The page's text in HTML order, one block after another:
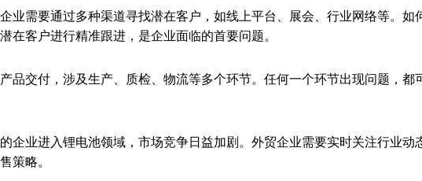
企业需要通过多种渠道寻找潜在客户，如线上平台、展会、行业网络等。如
在客户进行精准跟进，是企业面临的首要问题。
产品交付，涉及生产、质检、物流等多个环节。任何一个环节出现问题，都
的企业进入锂电池领域，市场竞争日益加剧。外贸企业需要实时关注行业动
策略。